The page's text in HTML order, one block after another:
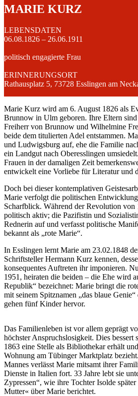
MARIE KURZ
LEBENSDATEN
06.08.1826 – 26.06.1911
politisch engagierte Frau
ERINNERUNGSORT
Rathausplatz 5, 73728 Esslingen am
Marie Kurz wird am 6. August 1826 als
Brunnow in Ulm geboren. Ihre Eltern
Freiherr von Brunnow und Wilhelmine
beide dem titulierten Adel entstammen.
und Ludwigsburg auf, ehe die Familie
ein Landgut nach Oberesslingen
Frauen in der damaligen Zeit
entwickelt eine Vorliebe für Literatur und
Doch bei dieser kontemplativen
Marie verfolgt die politischen
Scharfblick. Während der Revolution
politisch aktiv; die Pazifistin und
Rednerin auf und verfasst politische
bekannt als „rote Marie“.
In Esslingen lernt Marie am 23.02.1848
Schriftsteller Hermann Kurz kennen,
konsequentes Auftreten ihr imponieren.
1951, heiraten die beiden – die Ehe wird
Republik“ bezeichnet: Marie bringt die
mit seinem Spitznamen „das blaue
gehen fünf Kinder hervor.
Das Familienleben ist vor allem geprägt
höchster Anspruchslosigkeit. Dies bessert
1863 eine Stelle als Bibliothekar erhält
Wohnung am Tübinger Marktplatz
Mannes verlässt Marie mitsamt ihrer
Dienste in Italien fort. 33 Jahre lebt sie
Zypressen“, wie ihre Tochter Isolde
Mutter« über Marie berichtet.